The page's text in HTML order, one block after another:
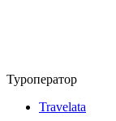
Туроператор
Travelata